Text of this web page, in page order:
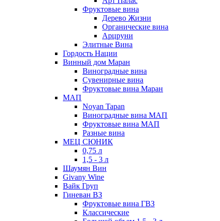
Фруктовые вина
Дерево Жизни
Органические вина
Арцруни
Элитные Вина
Гордость Нации
Винный дом Маран
Виноградные вина
Сувенирные вина
Фруктовые вина Маран
МАП
Noyan Tapan
Виноградные вина МАП
Фруктовые вина МАП
Разные вина
МЕЦ СЮНИК
0,75 л
1,5 - 3 л
Шаумян Вин
Givany Wine
Вайк Груп
Гиневан ВЗ
Фруктовые вина ГВЗ
Классические